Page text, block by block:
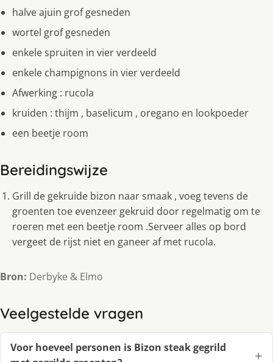
halve ajuin grof gesneden
wortel grof gesneden
enkele spruiten in vier verdeeld
enkele champignons in vier verdeeld
Afwerking : rucola
kruiden : thijm , baselicum , oregano en lookpoeder
een beetje room
Bereidingswijze
Grill de gekruide bizon naar smaak , voeg tevens de
groenten toe evenzeer gekruid door regelmatig om te
roeren met een beetje room .Serveer alles op bord
vergeet de rijst niet en ganeer af met rucola.
Bron: Derbyke & Elmo
Veelgestelde vragen
Voor hoeveel personen is Bizon steak gegrild